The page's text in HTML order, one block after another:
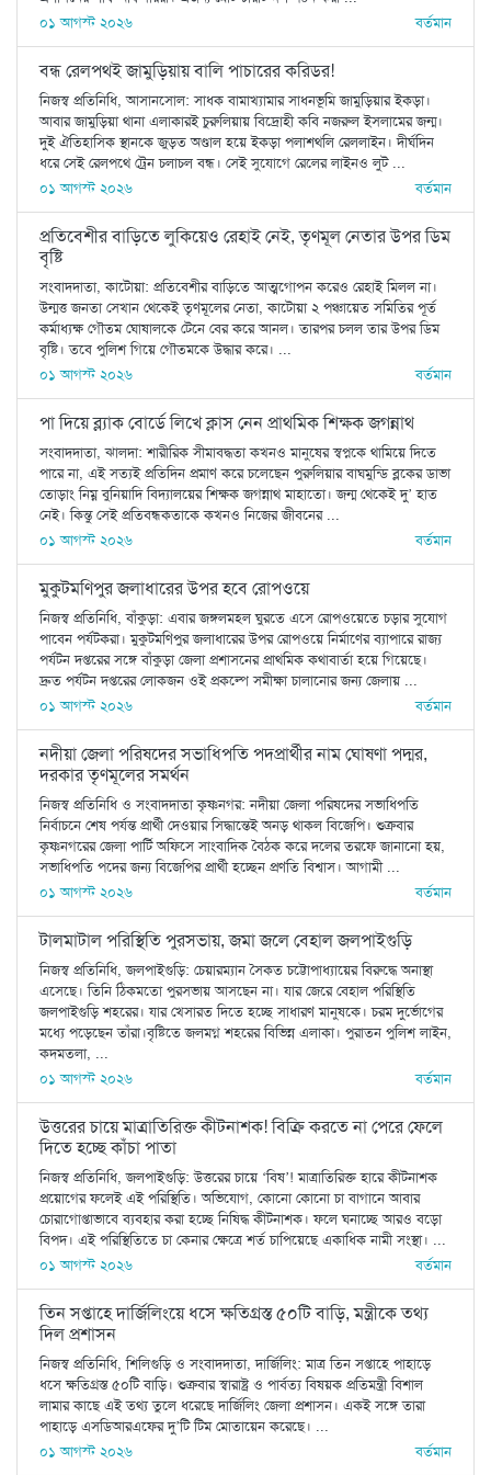
০১ আগস্ট ২০২৬
বর্তমান
বন্ধ রেলপথই জামুড়িয়ায় বালি পাচারের করিডর!
নিজস্ব প্রতিনিধি, আসানসোল: সাধক বামাখ্যামার সাধনভূমি জামুড়িয়ার ইকড়া।
আবার জামুড়িয়া থানা এলাকারই চুরুলিয়ায় বিদ্রোহী কবি নজরুল ইসলামের জন্ম।
দুই ঐতিহাসিক স্থানকে জুড়ত অণ্ডাল হয়ে ইকড়া পলাশথলি রেললাইন। দীর্ঘদিন
ধরে সেই রেলপথে ট্রেন চলাচল বন্ধ। সেই সুযোগে রেলের লাইনও লুট ...
০১ আগস্ট ২০২৬
বর্তমান
প্রতিবেশীর বাড়িতে লুকিয়েও রেহাই নেই, তৃণমূল নেতার উপর ডিম
বৃষ্টি
সংবাদদাতা, কাটোয়া: প্রতিবেশীর বাড়িতে আত্মগোপন করেও রেহাই মিলল না।
উন্মত্ত জনতা সেখান থেকেই তৃণমূলের নেতা, কাটোয়া ২ পঞ্চায়েত সমিতির পূর্ত
কর্মাধ্যক্ষ গৌতম ঘোষালকে টেনে বের করে আনল। তারপর চলল তার উপর ডিম
বৃষ্টি। তবে পুলিশ গিয়ে গৌতমকে উদ্ধার করে। ...
০১ আগস্ট ২০২৬
বর্তমান
পা দিয়ে ব্ল্যাক বোর্ডে লিখে ক্লাস নেন প্রাথমিক শিক্ষক জগন্নাথ
সংবাদদাতা, ঝালদা: শারীরিক সীমাবদ্ধতা কখনও মানুষের স্বপ্নকে থামিয়ে দিতে
পারে না, এই সত্যই প্রতিদিন প্রমাণ করে চলেছেন পুরুলিয়ার বাঘমুন্ডি ব্লকের ডাভা
তোড়াং নিম্ন বুনিয়াদি বিদ্যালয়ের শিক্ষক জগন্নাথ মাহাতো। জন্ম থেকেই দু’ হাত
নেই। কিন্তু সেই প্রতিবন্ধকতাকে কখনও নিজের জীবনের ...
০১ আগস্ট ২০২৬
বর্তমান
মুকুটমণিপুর জলাধারের উপর হবে রোপওয়ে
নিজস্ব প্রতিনিধি, বাঁকুড়া: এবার জঙ্গলমহল ঘুরতে এসে রোপওয়েতে চড়ার সুযোগ
পাবেন পর্যটকরা। মুকুটমণিপুর জলাধারের উপর রোপওয়ে নির্মাণের ব্যাপারে রাজ্য
পর্যটন দপ্তরের সঙ্গে বাঁকুড়া জেলা প্রশাসনের প্রাথমিক কথাবার্তা হয়ে গিয়েছে।
দ্রুত পর্যটন দপ্তরের লোকজন ওই প্রকল্পে সমীক্ষা চালানোর জন্য জেলায় ...
০১ আগস্ট ২০২৬
বর্তমান
নদীয়া জেলা পরিষদের সভাধিপতি পদপ্রার্থীর নাম ঘোষণা পদ্মর,
দরকার তৃণমূলের সমর্থন
নিজস্ব প্রতিনিধি ও সংবাদদাতা কৃষ্ণনগর: নদীয়া জেলা পরিষদের সভাধিপতি
নির্বাচনে শেষ পর্যন্ত প্রার্থী দেওয়ার সিদ্ধান্তেই অনড় থাকল বিজেপি। শুক্রবার
কৃষ্ণনগরের জেলা পার্টি অফিসে সাংবাদিক বৈঠক করে দলের তরফে জানানো হয়,
সভাধিপতি পদের জন্য বিজেপির প্রার্থী হচ্ছেন প্রণতি বিশ্বাস। আগামী ...
০১ আগস্ট ২০২৬
বর্তমান
টালমাটাল পরিস্থিতি পুরসভায়, জমা জলে বেহাল জলপাইগুড়ি
নিজস্ব প্রতিনিধি, জলপাইগুড়ি: চেয়ারম্যান সৈকত চট্টোপাধ্যায়ের বিরুদ্ধে অনাস্থা
এসেছে। তিনি ঠিকমতো পুরসভায় আসছেন না। যার জেরে বেহাল পরিস্থিতি
জলপাইগুড়ি শহরের। যার খেসারত দিতে হচ্ছে সাধারণ মানুষকে। চরম দুর্ভোগের
মধ্যে পড়েছেন তাঁরা।বৃষ্টিতে জলমগ্ন শহরের বিভিন্ন এলাকা। পুরাতন পুলিশ লাইন,
কদমতলা, ...
০১ আগস্ট ২০২৬
বর্তমান
উত্তরের চায়ে মাত্রাতিরিক্ত কীটনাশক! বিক্রি করতে না পেরে ফেলে
দিতে হচ্ছে কাঁচা পাতা
নিজস্ব প্রতিনিধি, জলপাইগুড়ি: উত্তরের চায়ে ‘বিষ’! মাত্রাতিরিক্ত হারে কীটনাশক
প্রয়োগের ফলেই এই পরিস্থিতি। অভিযোগ, কোনো কোনো চা বাগানে আবার
চোরাগোপ্তাভাবে ব্যবহার করা হচ্ছে নিষিদ্ধ কীটনাশক। ফলে ঘনাচ্ছে আরও বড়ো
বিপদ। এই পরিস্থিতিতে চা কেনার ক্ষেত্রে শর্ত চাপিয়েছে একাধিক নামী সংস্থা। ...
০১ আগস্ট ২০২৬
বর্তমান
তিন সপ্তাহে দার্জিলিংয়ে ধসে ক্ষতিগ্রস্ত ৫০টি বাড়ি, মন্ত্রীকে তথ্য
দিল প্রশাসন
নিজস্ব প্রতিনিধি, শিলিগুড়ি ও সংবাদদাতা, দার্জিলিং: মাত্র তিন সপ্তাহে পাহাড়ে
ধসে ক্ষতিগ্রস্ত ৫০টি বাড়ি। শুক্রবার স্বারাষ্ট্র ও পার্বত্য বিষয়ক প্রতিমন্ত্রী বিশাল
লামার কাছে এই তথ্য তুলে ধরেছে দার্জিলিং জেলা প্রশাসন। একই সঙ্গে তারা
পাহাড়ে এসডিআরএফের দু’টি টিম মোতায়েন করেছে। ...
০১ আগস্ট ২০২৬
বর্তমান